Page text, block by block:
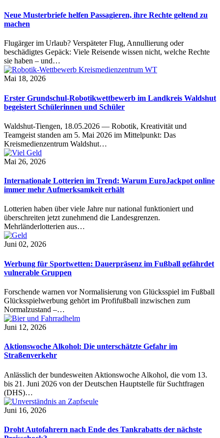
Neue Musterbriefe helfen Passagieren, ihre Rechte geltend zu
machen
Flugärger im Urlaub? Verspäteter Flug, Annullierung oder
beschädigtes Gepäck: Viele Reisende wissen nicht, welche Rechte
sie haben – und…
Mai 18, 2026
Erster Grundschul-Robotikwettbewerb im Landkreis Waldshut
begeistert Schülerinnen und Schüler
Waldshut-Tiengen, 18.05.2026 — Robotik, Kreativität und
Teamgeist standen am 5. Mai 2026 im Mittelpunkt: Das
Kreismedienzentrum Waldshut…
Mai 26, 2026
Internationale Lotterien im Trend: Warum EuroJackpot online
immer mehr Aufmerksamkeit erhält
Lotterien haben über viele Jahre nur national funktioniert und
überschreiten jetzt zunehmend die Landesgrenzen.
Mehrländerlotterien aus…
Juni 02, 2026
Werbung für Sportwetten: Dauerpräsenz im Fußball gefährdet
vulnerable Gruppen
Forschende warnen vor Normalisierung von Glücksspiel im Fußball
Glücksspielwerbung gehört im Profifußball inzwischen zum
Normalzustand –…
Juni 12, 2026
Aktionswoche Alkohol: Die unterschätzte Gefahr im
Straßenverkehr
Anlässlich der bundesweiten Aktionswoche Alkohol, die vom 13.
bis 21. Juni 2026 von der Deutschen Hauptstelle für Suchtfragen
(DHS)…
Juni 16, 2026
Droht Autofahrern nach Ende des Tankrabatts der nächste